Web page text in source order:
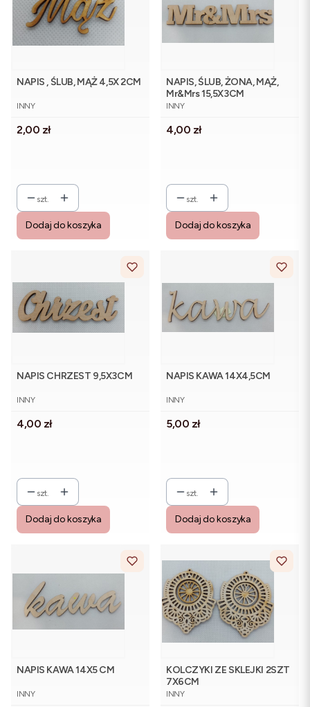
NAPIS , ŚLUB, MĄŻ 4,5X 2CM
PRODUCENT
INNY
Cena
2,00 zł
szt.
Dodaj do koszyka
NAPIS, ŚLUB, ŻONA, MĄŻ,
Mr&Mrs 15,5X3CM
PRODUCENT
INNY
Cena
4,00 zł
szt.
Dodaj do koszyka
NAPIS CHRZEST 9,5X3CM
PRODUCENT
INNY
Cena
4,00 zł
szt.
Dodaj do koszyka
NAPIS KAWA 14X4,5CM
PRODUCENT
INNY
Cena
5,00 zł
szt.
Dodaj do koszyka
NAPIS KAWA 14X5 CM
PRODUCENT
INNY
KOLCZYKI ZE SKLEJKI 2SZT
7X6CM
PRODUCENT
INNY